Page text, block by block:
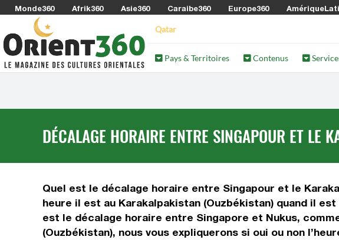
Monde360 Afrik360 Asie360 Caraibe360 Europe360
Qatar
Pays & Territoires Contenus
DÉCALAGE HORAIRE ENTRE SINGAPOUR ET LE
Quel est le décalage horaire entre Singapour et le
heure il est au Karakalpakistan (Ouzbékistan) quand il
est le décalage horaire entre Singapore et Nukus,
(Ouzbékistan), nous vous expliquerons si oui ou non